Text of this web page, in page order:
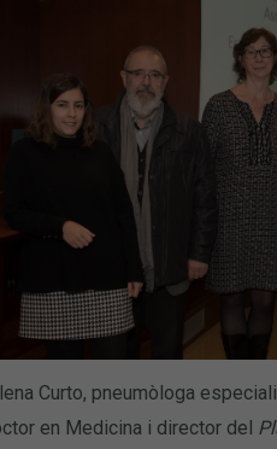
Curto, pneumòloga
en Medicina i director del